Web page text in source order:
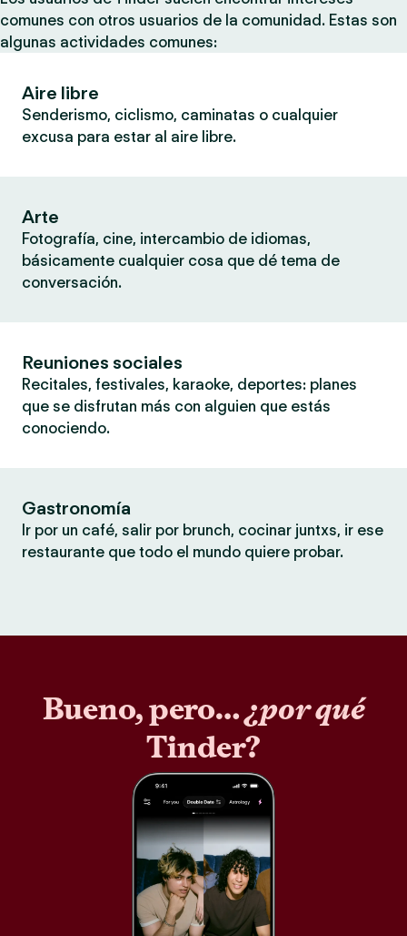
comunes con otros usuarios de la comunidad. Estas son
algunas actividades comunes:
Aire libre
Senderismo, ciclismo, caminatas o cualquier
excusa para estar al aire libre.
Arte
Fotografía, cine, intercambio de idiomas,
básicamente cualquier cosa que dé tema de
conversación.
Reuniones sociales
Recitales, festivales, karaoke, deportes: planes
que se disfrutan más con alguien que estás
conociendo.
Gastronomía
Ir por un café, salir por brunch, cocinar juntxs, ir ese
restaurante que todo el mundo quiere probar.
Bueno, pero…¿por qué
Tinder?